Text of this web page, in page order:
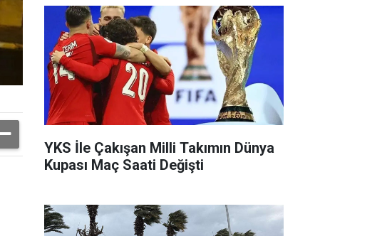
YKS İle Çakışan Milli Takımın Dünya
Kupası Maç Saati Değişti